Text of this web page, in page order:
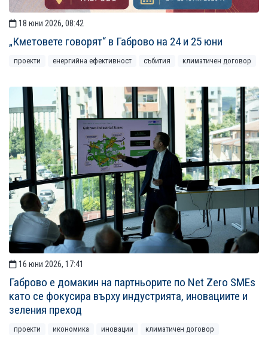
18 юни 2026, 08:42
„Кметовете говорят“ в Габрово на 24 и 25 юни
проекти енергийна ефективност събития климатичен договор
16 юни 2026, 17:41
Габрово е домакин на партньорите по Net Zero SMEs
като се фокусира върху индустрията, иновациите и
зеления преход
проекти икономика иновации климатичен договор